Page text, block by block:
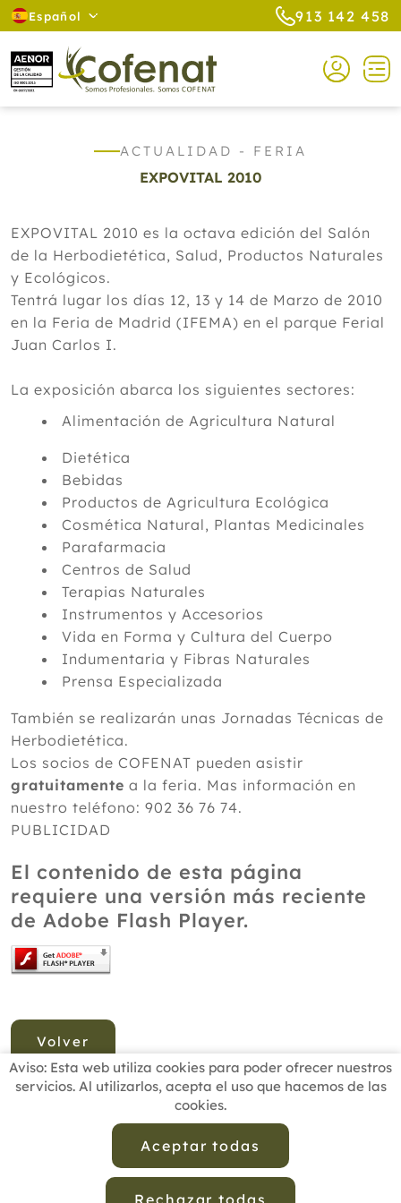
Español 913 142 458
ACTUALIDAD - FERIA
EXPOVITAL 2010
EXPOVITAL 2010 es la octava edición del Salón
de la Herbodietética, Salud, Productos Naturales
y Ecológicos.
Tentrá lugar los días 12, 13 y 14 de Marzo de 2010
en la Feria de Madrid (IFEMA) en el parque Ferial
Juan Carlos I.
La exposición abarca los siguientes sectores:
Alimentación de Agricultura Natural
Dietética
Bebidas
Productos de Agricultura Ecológica
Cosmética Natural, Plantas Medicinales
Parafarmacia
Centros de Salud
Terapias Naturales
Instrumentos y Accesorios
Vida en Forma y Cultura del Cuerpo
Indumentaria y Fibras Naturales
Prensa Especializada
También se realizarán unas Jornadas Técnicas de
Herbodietética.
Los socios de COFENAT pueden asistir
gratuitamente a la feria. Mas información en
nuestro teléfono: 902 36 76 74.
PUBLICIDAD
El contenido de esta página
requiere una versión más reciente
de Adobe Flash Player.
Volver
Aviso: Esta web utiliza cookies para poder ofrecer nuestros
servicios. Al utilizarlos, acepta el uso que hacemos de las
cookies.
Aceptar todas
Rechazar todas
BUSCADOR PROFESIONALES
ESCUELAS RECOMENDADAS
CONTACTO